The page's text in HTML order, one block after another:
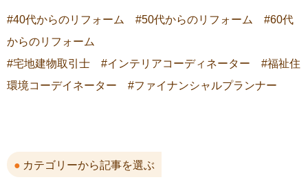
#40代からのリフォーム #50代からのリフォーム #60代
からのリフォーム
#宅地建物取引士 #インテリアコーディネーター #福祉住
環境コーデイネーター #ファイナンシャルプランナー
カテゴリーから記事を選ぶ